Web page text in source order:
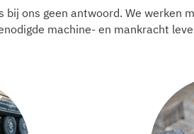
bij ons geen antwoord. We werken
machine- en mankracht